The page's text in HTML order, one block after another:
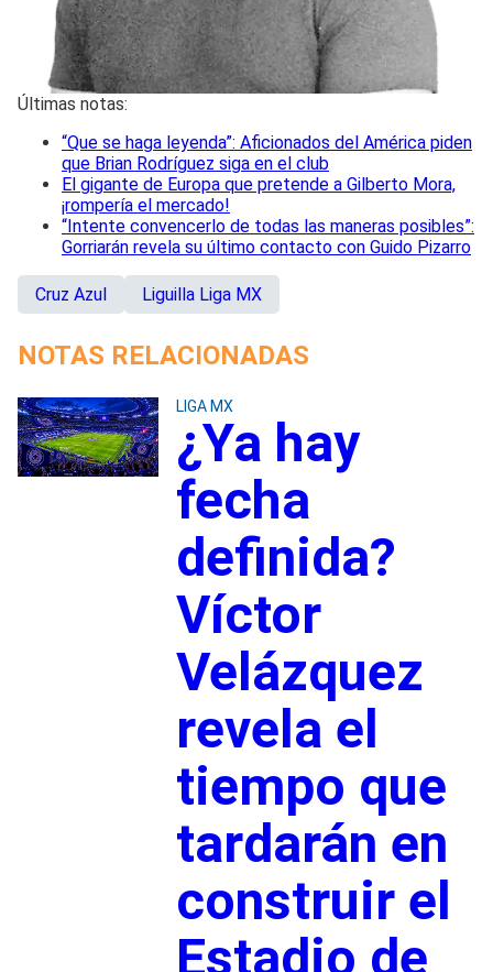
Últimas notas:
“Que se haga leyenda”: Aficionados del América piden
que Brian Rodríguez siga en el club
El gigante de Europa que pretende a Gilberto Mora,
¡rompería el mercado!
“Intente convencerlo de todas las maneras posibles”:
Gorriarán revela su último contacto con Guido Pizarro
Cruz Azul Liguilla Liga MX
NOTAS RELACIONADAS
LIGA MX
¿Ya hay
fecha
definida?
Víctor
Velázquez
revela el
tiempo que
tardarán en
construir el
Estadio de